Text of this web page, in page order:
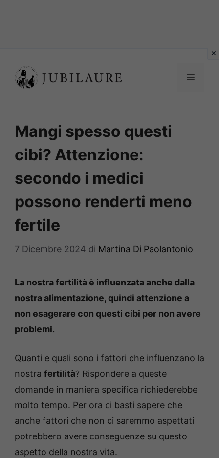
contenuto
MENU
Mangi spesso questi
cibi? Attenzione:
secondo i medici
possono renderti meno
fertile
7 Dicembre 2024 di Martina Di Paolantonio
La nostra fertilità è influenzata anche dalla
nostra alimentazione, quindi attenzione a
non esagerare con questi cibi per non avere
problemi.
Quanti e quali sono i fattori che influenzano la
nostra fertilità? Rispondere a queste
domande in maniera specifica richiederebbe
molto tempo. Per ora ci basti sapere che
anche fattori che non ci saremmo aspettati
potrebbero avere conseguenze su questo
aspetto della nostra vita.